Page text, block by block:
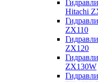
Hitachi
ZX110
ZX120
ZX130W